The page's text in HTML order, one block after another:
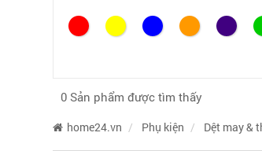
0 Sản phẩm được tìm thấy
home24.vn Phụ kiện Dệt may &